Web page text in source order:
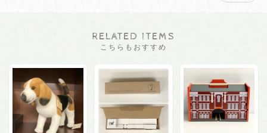
RELATED ITEMS
こちらもおすすめ